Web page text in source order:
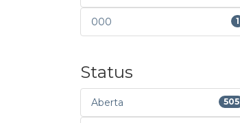
000 1
Status
Aberta 505